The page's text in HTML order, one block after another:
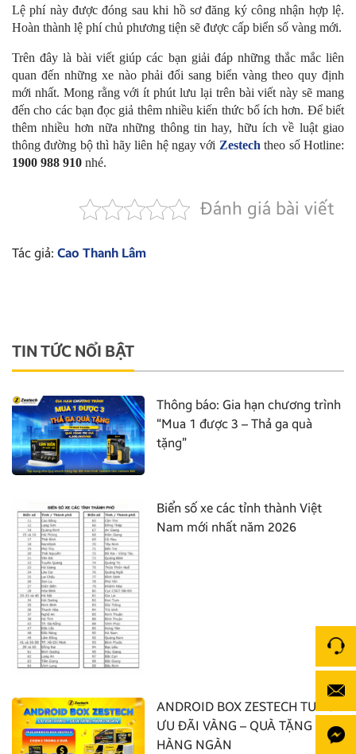
Lệ phí này được đóng sau khi hồ sơ đăng ký công nhận hợp lệ.
Hoàn thành lệ phí chủ phương tiện sẽ được cấp biển số vàng mới.
Trên đây là bài viết giúp các bạn giải đáp những thắc mắc liên
quan đến những xe nào phải đổi sang biển vàng theo quy định
mới nhất. Mong rằng với ít phút lưu lại trên bài viết này sẽ mang
đến cho các bạn đọc giả thêm nhiều kiến thức bổ ích hơn. Để biết
thêm nhiều hơn nữa những thông tin hay, hữu ích về luật giao
thông đường bộ thì hãy liên hệ ngay với Zestech theo số Hotline:
1900 988 910 nhé.
Đánh giá bài viết
Tác giả: Cao Thanh Lâm
TIN TỨC NỔI BẬT
Thông báo: Gia hạn chương trình
“Mua 1 được 3 – Thả ga quà
tặng”
Biển số xe các tỉnh thành Việt
Nam mới nhất năm 2026
ANDROID BOX ZESTECH TUNG
ƯU ĐÃI VÀNG – QUÀ TẶNG
HÀNG NGÀN